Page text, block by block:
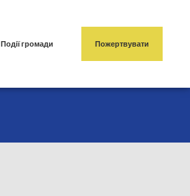
Події громади Пожертвувати